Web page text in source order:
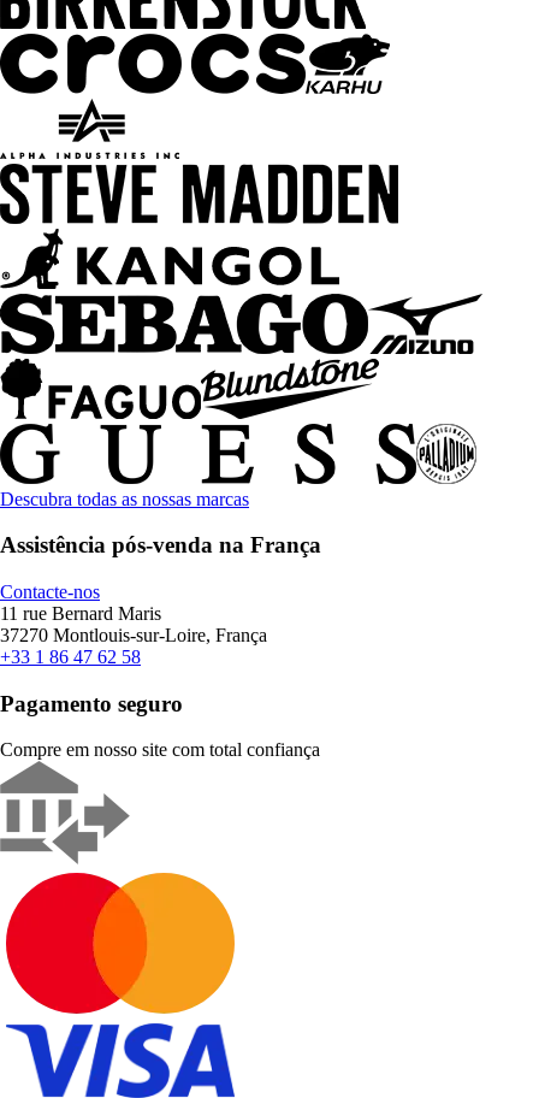
Descubra todas as nossas marcas
Assistência pós-venda na França
Contacte-nos
11 rue Bernard Maris
37270 Montlouis-sur-Loire, França
+33 1 86 47 62 58
Pagamento seguro
Compre em nosso site com total confiança